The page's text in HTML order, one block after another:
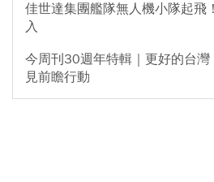
佳世達集團艦隊無人機小隊起飛
入
今周刊30週年特輯｜更好的台
見前瞻行動